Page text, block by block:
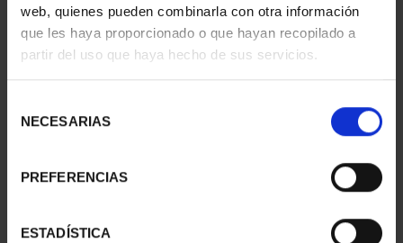
web, quienes pueden combinarla con otra información
que les haya proporcionado o que hayan recopilado a
partir del uso que haya hecho de sus servicios.
NECESARIAS
PREFERENCIAS
ESTADÍSTICA
SUSCRIPCIÓN
CAPITALES DE
PROVINCIA 1
949,00 €
Sólo para usuarios
registrados
SUSCRIPCIÓN
CAPITALES DE
PROVINCIA 2
949,00 €
Sólo para usuarios
registrados